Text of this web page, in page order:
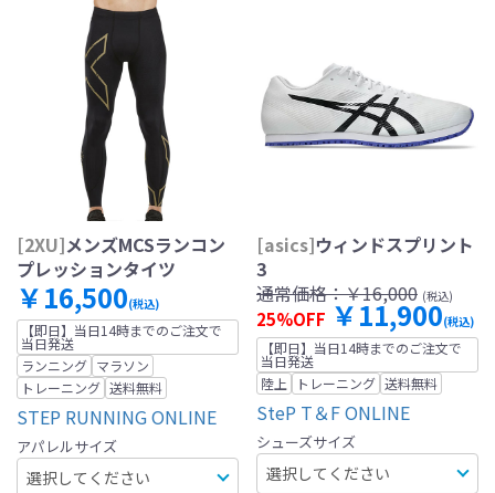
[2XU]メンズMCSランコン
プレッションタイツ
￥16,500(税込)
【即日】当日14時までのご注文で
当日発送
ランニング マラソン
トレーニング 送料無料
STEP RUNNING ONLINE
アパレルサイズ
[asics]ウィンドスプリント
3
通常価格：￥16,000 (税込)
25%OFF ￥11,900(税込)
【即日】当日14時までのご注文で
当日発送
陸上
トレーニング 送料無料
SteP T＆F ONLINE
シューズサイズ